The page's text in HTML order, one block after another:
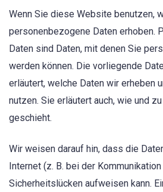
Wenn Sie diese Website benutzen,
personenbezogene Daten erhoben.
Daten sind Daten, mit denen Sie
werden können. Die vorliegende
erläutert, welche Daten wir erheben
nutzen. Sie erläutert auch, wie und
geschieht.
Wir weisen darauf hin, dass die
Internet (z. B. bei der
Sicherheitslücken aufweisen kann.